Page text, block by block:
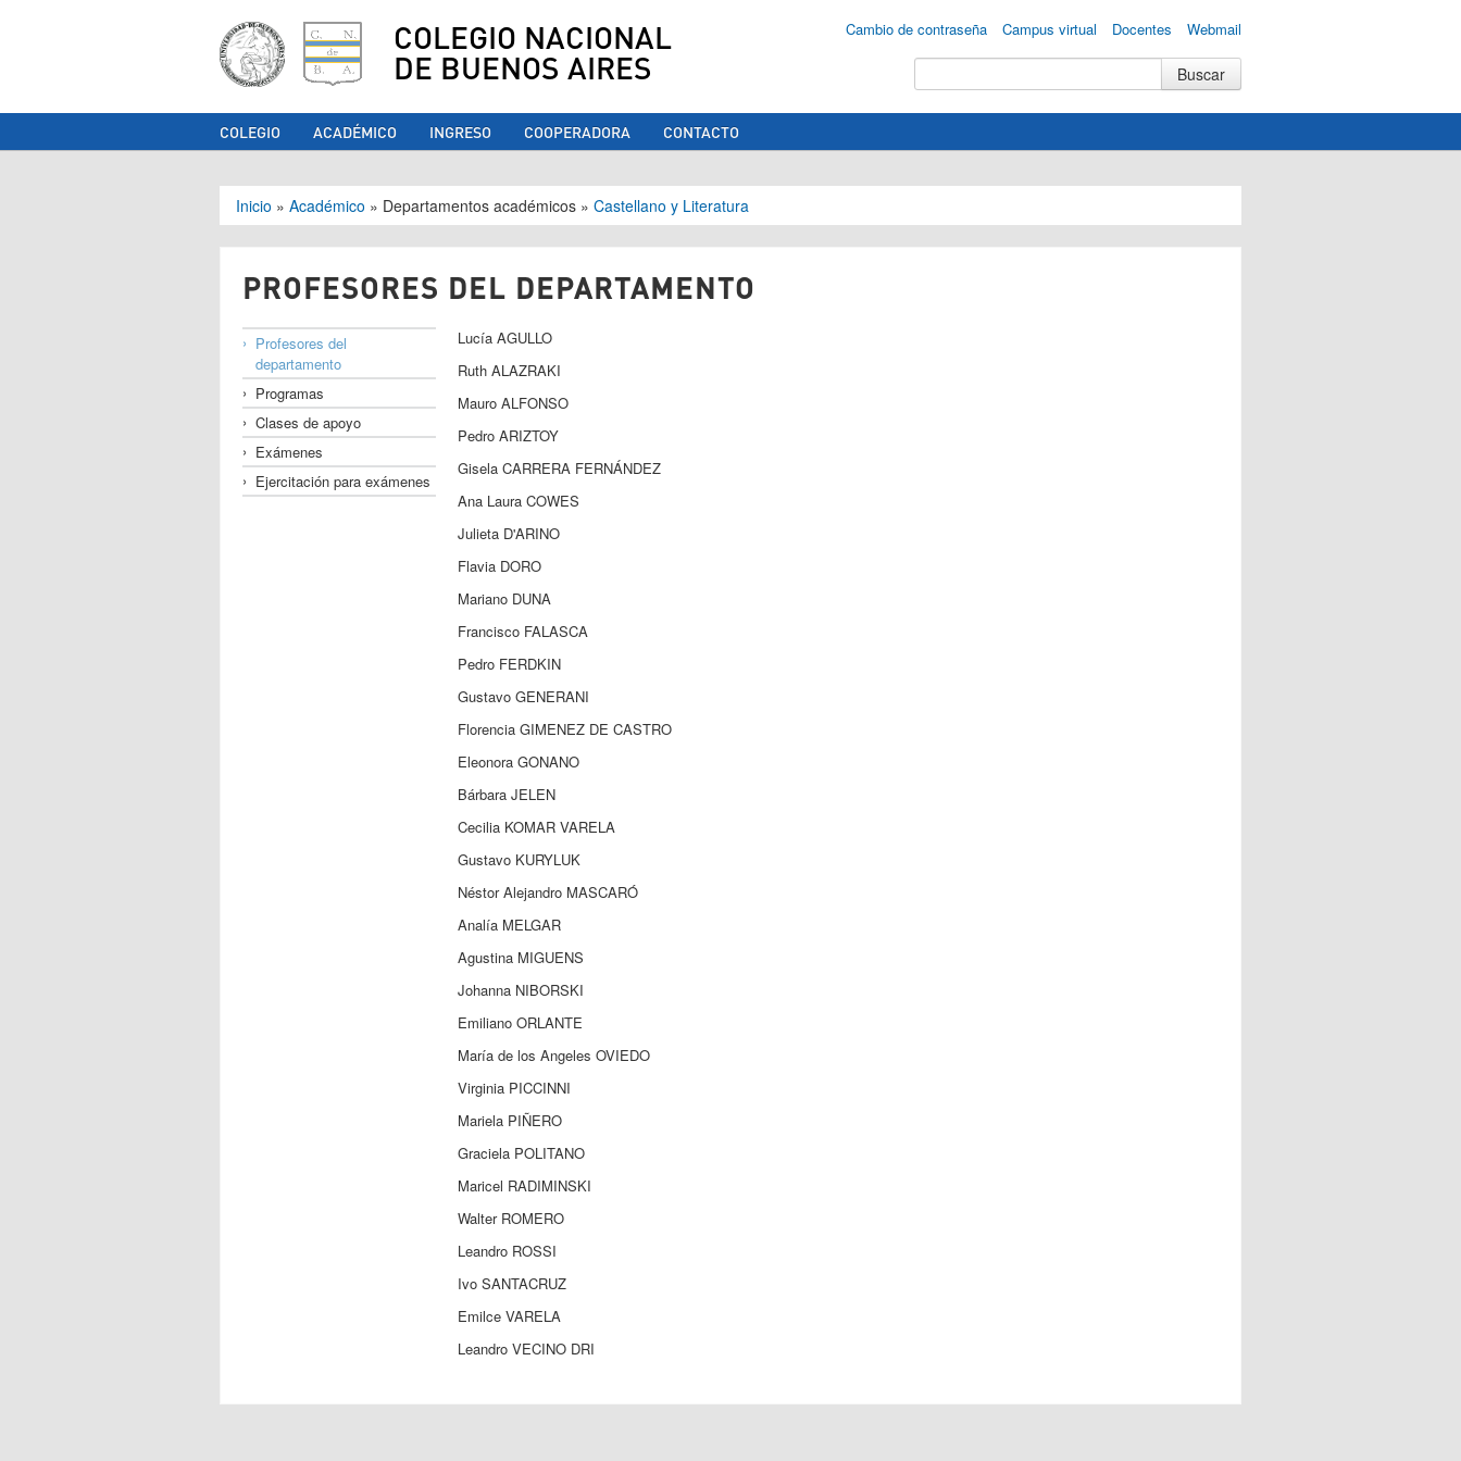
COLEGIO NACIONAL
DE BUENOS AIRES
Cambio de contraseña Campus virtual Docentes Webmail
COLEGIO ACADÉMICO INGRESO COOPERADORA CONTACTO
Se encuentra usted aquí
Inicio » Académico » Departamentos académicos » Castellano y Literatura
PROFESORES DEL DEPARTAMENTO
Profesores del
departamento
Programas
Clases de apoyo
Exámenes
Ejercitación para exámenes
Lucía AGULLO
Ruth ALAZRAKI
Mauro ALFONSO
Pedro ARIZTOY
Gisela CARRERA FERNÁNDEZ
Ana Laura COWES
Julieta D'ARINO
Flavia DORO
Mariano DUNA
Francisco FALASCA
Pedro FERDKIN
Gustavo GENERANI
Florencia GIMENEZ DE CASTRO
Eleonora GONANO
Bárbara JELEN
Cecilia KOMAR VARELA
Gustavo KURYLUK
Néstor Alejandro MASCARÓ
Analía MELGAR
Agustina MIGUENS
Johanna NIBORSKI
Emiliano ORLANTE
María de los Angeles OVIEDO
Virginia PICCINNI
Mariela PIÑERO
Graciela POLITANO
Maricel RADIMINSKI
Walter ROMERO
Leandro ROSSI
Ivo SANTACRUZ
Emilce VARELA
Leandro VECINO DRI